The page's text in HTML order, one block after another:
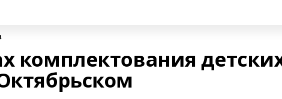
комплектования